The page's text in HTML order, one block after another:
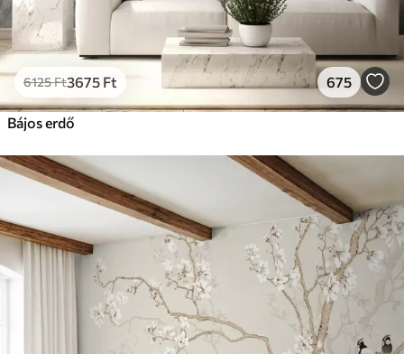
6125Ft3675 Ft 675
Bájos erdő